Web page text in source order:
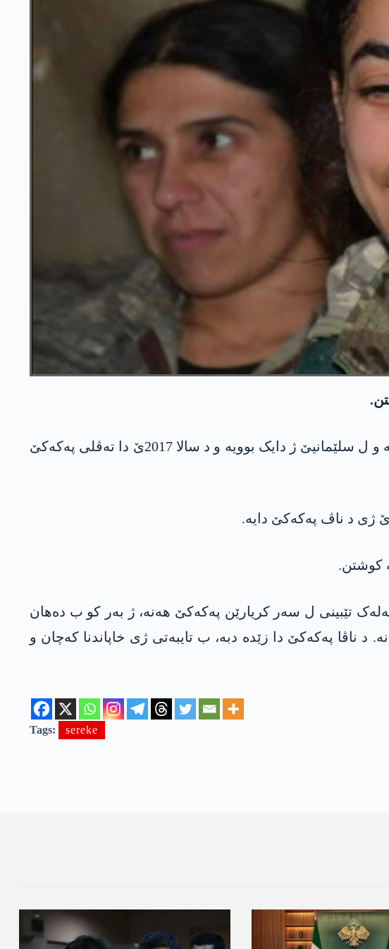
لگۆر مەدیایا پەکەکێ کەچا ب ناڤێ “پەیام عەبدوللاھ” کو دایک و بابێن وێ خەلکێ سلێمانیێ نە و ل سلێمانیێ ژ دایک بوویە و د سالا 2017ێ دا تەڤلی پەکەکێ
ژی د ناڤ پەکەکێ دایە.
تێبینی ل سەر کریارێن پەکەکێ ھەنە، ژ بەر کو ب دەھان
ناڤا پەکەکێ دا زێدە دبە، ب تایبەتی ژی خاپاندنا کەچان و
Tags: sereke